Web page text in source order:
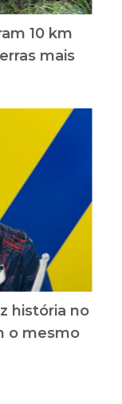
10 km
mais
história no
o mesmo